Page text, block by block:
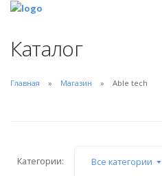
Каталог
Главная Магазин Able tech
Категории: Все категории